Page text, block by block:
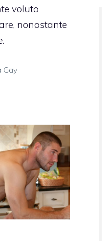
voluto
nonostante
Gay